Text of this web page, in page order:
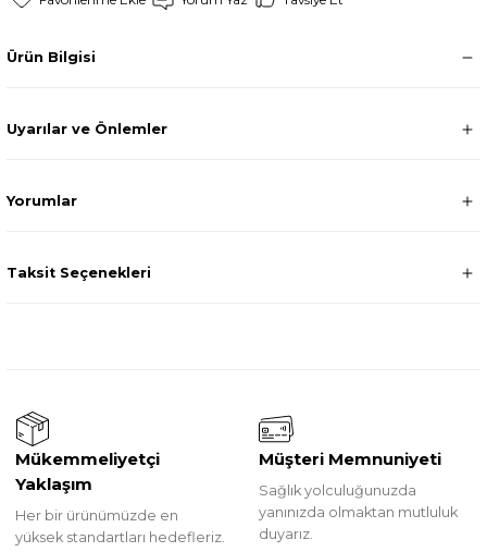
Ürün Bilgisi
Uyarılar ve Önlemler
Yorumlar
Taksit Seçenekleri
Mükemmeliyetçi
Yaklaşım
Her bir ürünümüzde en
yüksek standartları hedefleriz.
Müşteri Memnuniyeti
Sağlık yolculuğunuzda
yanınızda olmaktan mutluluk
duyarız.